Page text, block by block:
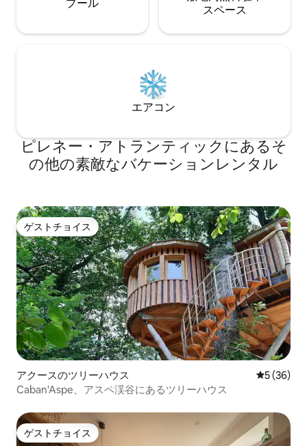
プール
ス⁠ペ⁠ー⁠ス
エアコン
ピレネー・アトランティックにあるそ
の他の素敵なバケーションレンタル
ゲストチョイス
ゲストチョイス
アクースのツリーハウス レビュー
5 (36)
Caban'Aspe、アスペ渓谷にあるツリーハウス
ゲストチョイス
ゲストチョイス